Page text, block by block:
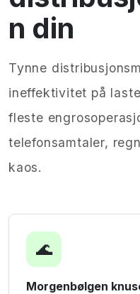
n din
Tynne
ineffektivitet på
fleste
telefonsamtaler,
kaos.
🌊
Morgenbølgen